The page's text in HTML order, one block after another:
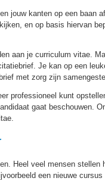
jouw kanten op een baan
en op basis hiervan
aan je curriculum vitae.
Je kan op een
met zorg zijn
professioneel kunt
gaat beschouwen.
Heel veel mensen stellen
een nieuwe cursus